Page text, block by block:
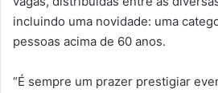
incluindo uma novidade: uma
pessoas acima de 60 anos.
“É sempre um prazer prestigiar